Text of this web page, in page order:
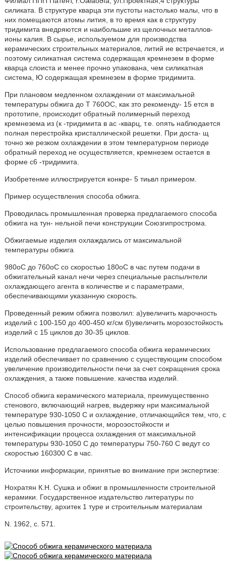
силиката. В структуре кварца эти пустоты настолько малы, что в
них помещаются атомы лития, в то время как в структуру
тридимита внедряются и наибольшие из щелочных металлов-
ионы калия. В сырье, используемом для производства
керамических строительных материалов, литий ие встречается, и
поэтому силикатная система содержащая кремнезем в форме
кварца слоиста и менее прочно упакована, чем силикатная
система, Ю содержащая кремнезем в форме тридимита.
При плановом медленном охлаждении от максимальной
температуры обжига до Т 760ОС, как зто рекоменду- 15 ется в
прототипе, происходит обратный полимерный переход
кремнезема из (к -тридимита в ас -кварц, т.е. опять наблюдается
полная перестройка кристаллической решетки. При доста- щ
точно же резком охлаждении в этом температурном периоде
обратный переход не осуществляется, кремнезем остается в
форме с6 -тридимита.
Изобретенме иллюстрируется конкре- 5 тиьвл примером.
Пример осуществления способа обжига.
Проводилась промышленная проверка предлагаемого способа
обжига на тун- нельной печи конструкции Союзгипрострома.
Обжигаемые изделия охлаждались от максимальной
температуры обжига
980оС до 760оС со скоростью 180оС в час путем подачи в
обжигательный канал нечи через специальные распылнтели
охлаждающего агента в количестве и с параметрами,
обеспечивающими указанную скорость.
Проведенный режим обжига позволил: а)увеличить марочность
изделий с 100-150 до 400-450 кг/см б)увеличить морозостойкость
иэделий с 15 циклов до 30-35 циклов.
Использование предлагаемого способа обжига керамических
изделий обеспечивает по сравнению с существующим способом
увеличение производительности печи за счет сокращения срока
охлаждения, а также повышение. качества иэделий.
Способ обжига керамического материала, преимущественно
стенового, включающий нагрев, выдержку нри максимальной
температуре 930-1050 C и охлаждение, отличающийся тем, что, с
целью повышения прочности, мороэостойкости и
интенсификации процесса охлаждения от максимальной
температуры 930-1050 С до температуры 750-760 С ведут со
скоростью 160300 С в час.
Источники информации, принятые во внимание при экспертизе:
Нохратян К.Н. Сушка и обжиг в промышленности строительной
керамики. Государственное издательство литературы по
строительству, архитек 1 туре и строительным материалам
N. 1962, с. 571.